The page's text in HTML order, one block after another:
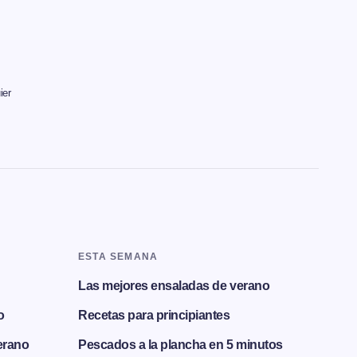
ESTA SEMANA
Las mejores ensaladas de verano
Recetas para principiantes
Pescados a la plancha en 5 minutos